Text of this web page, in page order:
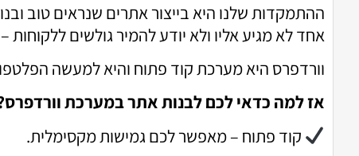
ההתמקדות שלנו היא בייצור אתרים שנראים טוב
אחד לא מגיע אליו ולא יודע להמיר גולשים ללקוחות
וורדפרס היא מערכת קוד פתוח והיא למעשה
אז למה כדאי לכם לבנות אתר במערכת
קוד פתוח – מאפשר לכם גמישות מקסימלית.